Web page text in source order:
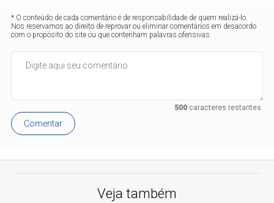
* O conteúdo de cada comentário é de responsabilidade de quem realizá-lo.
Nos reservamos ao direito de reprovar ou eliminar comentários em desacordo
com o propósito do site ou que contenham palavras ofensivas.
500caracteres restantes.
Comentar
Veja também